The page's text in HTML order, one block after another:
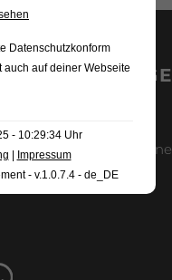
Datenschutz
Tauschbörse
Datenschutzkonform
auch auf deiner Webseite
- 10:29:34 Uhr
| Impressum
- v.1.0.7.4 - de_DE